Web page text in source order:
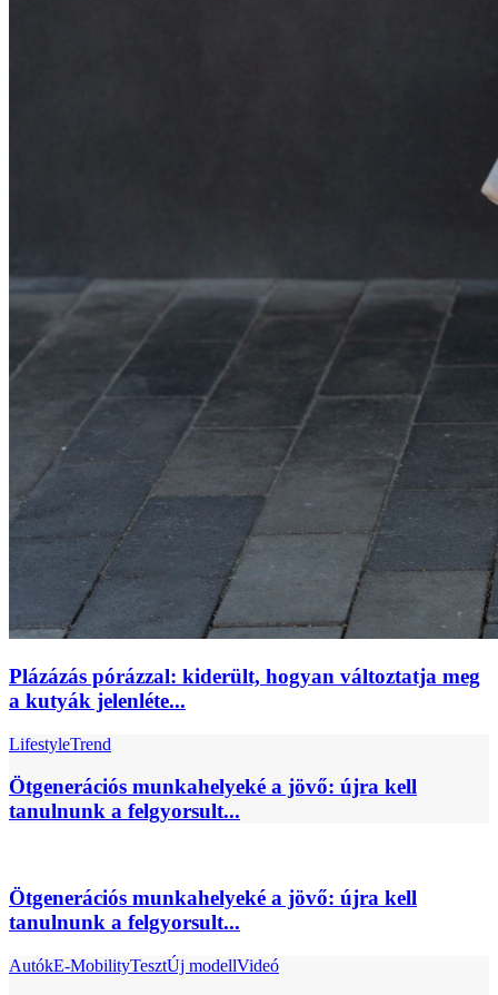
Plázázás pórázzal: kiderült, hogyan változtatja meg
a kutyák jelenléte...
LifestyleTrend
Ötgenerációs munkahelyeké a jövő: újra kell
tanulnunk a felgyorsult...
Ötgenerációs munkahelyeké a jövő: újra kell
tanulnunk a felgyorsult...
AutókE-MobilityTesztÚj modellVideó